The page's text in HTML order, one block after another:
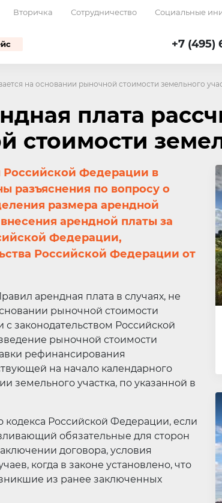
Вторичка Сотрудничество Социальные
+7 (495)
на основании рыночной стоимости земельного
плата
стоимости
Российской Федерации в
разъяснения по вопросу о
размера арендной
арендной платы за
Федерации,
Российской Федерации от
арендная плата в случаях, не
рыночной стоимости
с законодательством Российской
рыночной стоимости
рефинансирования
на начало календарного
земельного участка, по указанной в
кодекса Российской Федерации, если
обязательные для сторон
договора, условия
когда в законе установлено, что
из ранее заключенных